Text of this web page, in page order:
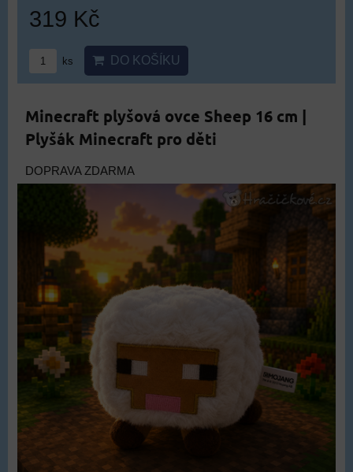
319 Kč
ks DO KOŠÍKU
Minecraft plyšová ovce Sheep 16 cm |
Plyšák Minecraft pro děti
DOPRAVA ZDARMA